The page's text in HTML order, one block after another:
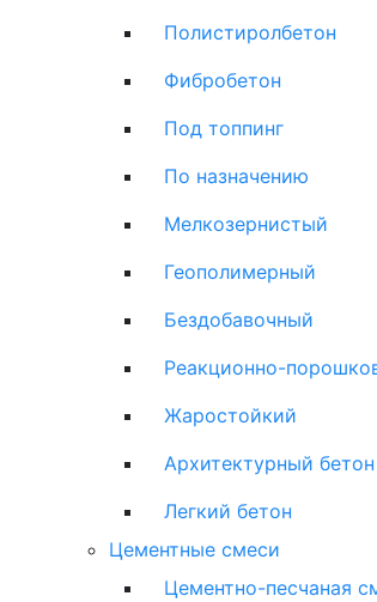
Полистиролбетон
Фибробетон
Под топпинг
По назначению
Мелкозернистый
Геополимерный
Бездобавочный
Реакционно-
Жаростойкий
Архитектурный бетон
Легкий бетон
Цементные смеси
Цементно-песчаная